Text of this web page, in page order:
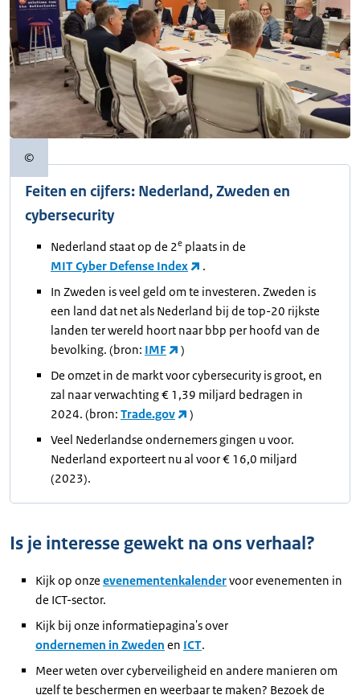
©Copyrightinformatie
Feiten en cijfers: Nederland, Zweden en
cybersecurity
Nederland staat op de 2e plaats in de
MIT Cyber Defense Index
.
In Zweden is veel geld om te investeren. Zweden is
een land dat net als Nederland bij de top-20 rijkste
landen ter wereld hoort naar bbp per hoofd van de
bevolking. (bron: IMF
)
De omzet in de markt voor cybersecurity is groot, en
zal naar verwachting € 1,39 miljard bedragen in
2024. (bron: Trade.gov
)
Veel Nederlandse ondernemers gingen u voor.
Nederland exporteert nu al voor € 16,0 miljard
(2023).
Is je interesse gewekt na ons verhaal?
Kijk op onze evenementenkalendervoor evenementen in
de ICT-sector.
Kijk bij onze informatiepagina's over
ondernemen in Zweden en ICT.
Meer weten over cyberveiligheid en andere manieren om
uzelf te beschermen en weerbaar te maken? Bezoek de